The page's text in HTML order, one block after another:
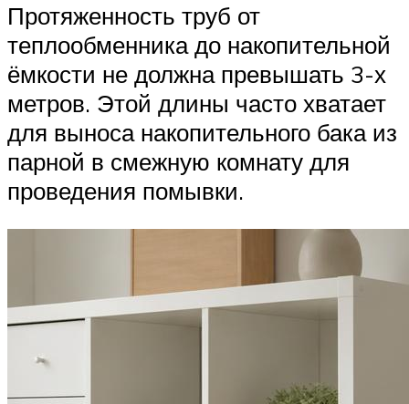
Протяженность труб от
теплообменника до накопительной
ёмкости не должна превышать 3-х
метров. Этой длины часто хватает
для выноса накопительного бака из
парной в смежную комнату для
проведения помывки.